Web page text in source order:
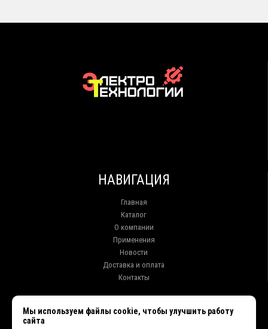
НАВИГАЦИЯ
Главная
Каталог
О компании
Применения
Новости
Доставка и оплата
Контакты
Мы используем файлы cookie, чтобы улучшить работу
сайта